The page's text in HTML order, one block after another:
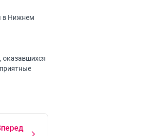
в Нижнем
оказавшихся